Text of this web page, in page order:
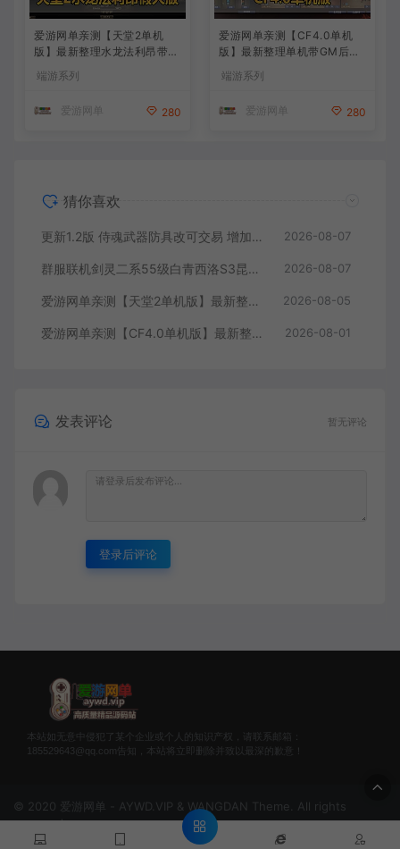
爱游网单亲测【天堂2单机
版】最新整理水龙法利昂带假
人商业端制作单机 内置多功
能GM控制台 可发物品装备
端游系列
爱游网单 280
爱游网单亲测【CF4.0单机
版】最新整理单机带GM后台
可添加全物品装备 人机对战
可选难度 带单机内辅 一键启
端游系列
爱游网单 280
猜你喜欢
更新1.2版 侍魂武器防具改可交易 增加掉落和在线奖励 DNF70星月侍魂联机版 新版技能 丰富异次元技能装备词条 护石 辟邪玉 皮肤外观 BUFF技能徽章 史诗装备特效徽章 技能宝珠等 在线点 装备靠爆 2026-08-07
群服联机剑灵二系55级白青西洛S3昆仑版 在线点券 每日礼包 复古玩法 2026-08-07
爱游网单亲测【天堂2单机版】最新整理水龙法利昂带假人商业端制作单机 内置多功能GM控制台 可发物品装备 虚拟机一键端 视频安装教学 2026-08-05
爱游网单亲测【CF4.0单机版】最新整理单机带GM后台可添加全物品装备 人机对战可选难度 带单机内辅 一键启动视频教学 2026-08-01
发表评论 暂无评论
登录后评论
本站如无意中侵犯了某个企业或个人的知识产权，请联系邮箱：
185529643@qq.com告知，本站将立即删除并致以最深的歉意！
© 2020 爱游网单 - AYWD.VIP & WANGDAN Theme. All rights
reserved